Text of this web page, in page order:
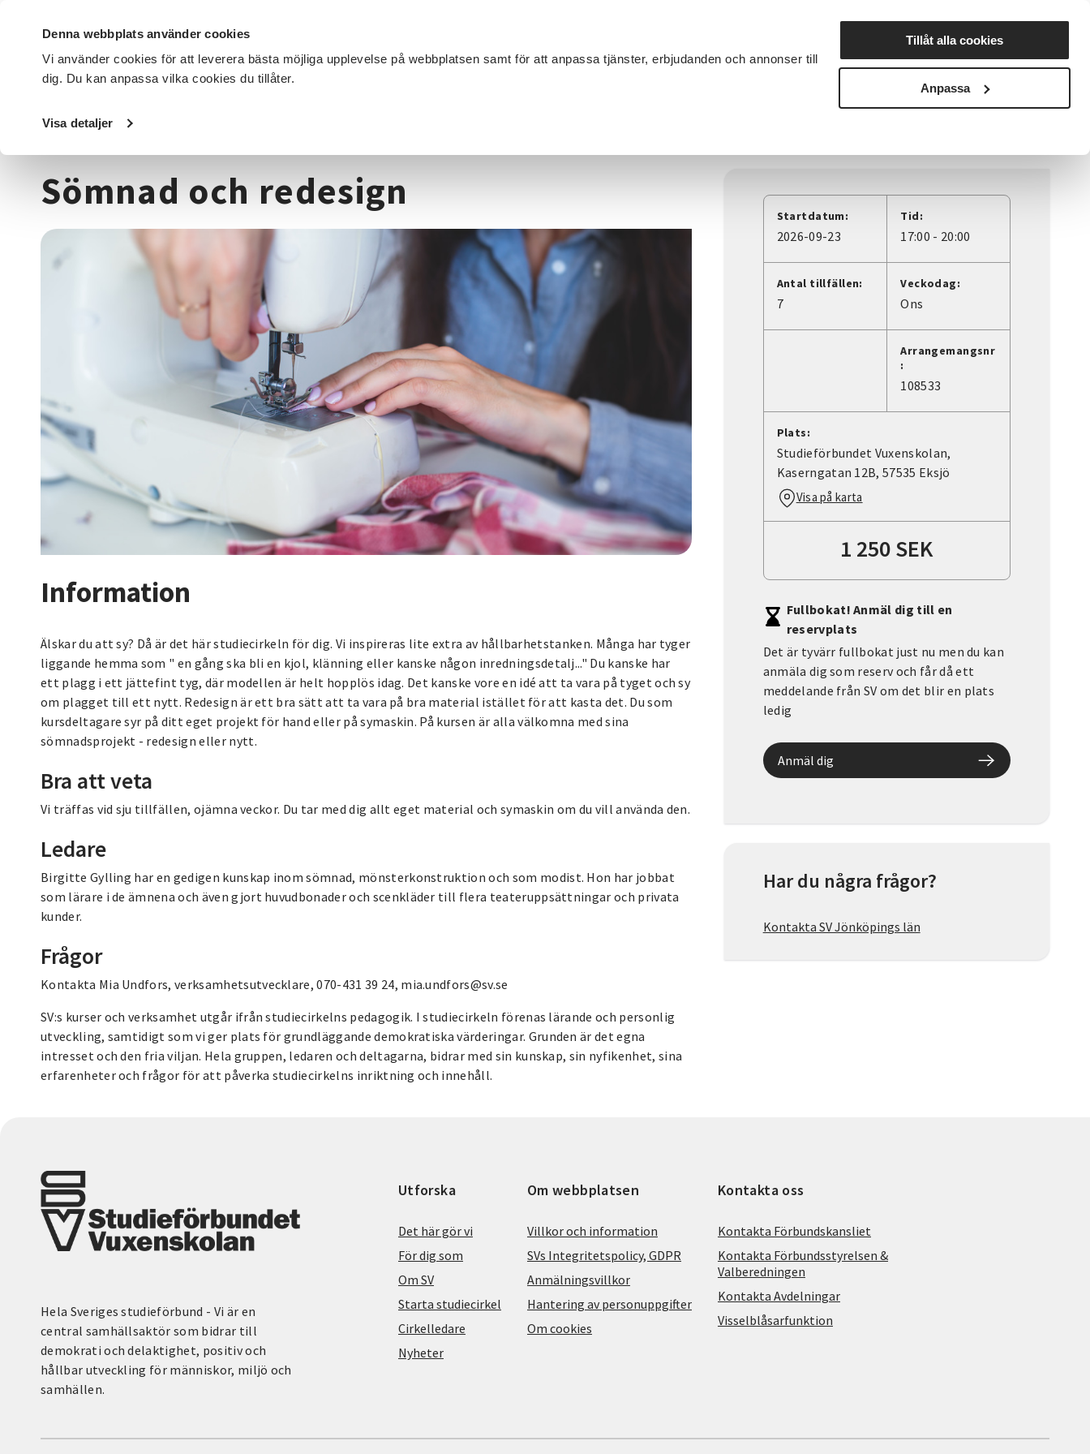
Denna webbplats använder cookies
Vi använder cookies för att leverera bästa möjliga upplevelse på webbplatsen samt för att anpassa tjänster, erbjudanden och annonser till
dig. Du kan anpassa vilka cookies du tillåter.
Visa detaljer
Tillåt alla cookies
Anpassa
DET HÄR GÖR VI FÖR DIG SOM SÖK KURSER OCH EVENEMANG Nyheter Avdelningar
Startsida / Kurser och evenemang
Sömnad och redesign
Information
Älskar du att sy? Då är det här studiecirkeln för dig. Vi inspireras lite extra av hållbarhetstanken. Många har tyger
liggande hemma som " en gång ska bli en kjol, klänning eller kanske någon inredningsdetalj..." Du kanske har
ett plagg i ett jättefint tyg, där modellen är helt hopplös idag. Det kanske vore en idé att ta vara på tyget och sy
om plagget till ett nytt. Redesign är ett bra sätt att ta vara på bra material istället för att kasta det. Du som
kursdeltagare syr på ditt eget projekt för hand eller på symaskin. På kursen är alla välkomna med sina
sömnadsprojekt - redesign eller nytt.
Bra att veta
Vi träffas vid sju tillfällen, ojämna veckor. Du tar med dig allt eget material och symaskin om du vill använda den.
Ledare
Birgitte Gylling har en gedigen kunskap inom sömnad, mönsterkonstruktion och som modist. Hon har jobbat
som lärare i de ämnena och även gjort huvudbonader och scenkläder till flera teateruppsättningar och privata
kunder.
Frågor
Kontakta Mia Undfors, verksamhetsutvecklare, 070-431 39 24, mia.undfors@sv.se
SV:s kurser och verksamhet utgår ifrån studiecirkelns pedagogik. I studiecirkeln förenas lärande och personlig
utveckling, samtidigt som vi ger plats för grundläggande demokratiska värderingar. Grunden är det egna
intresset och den fria viljan. Hela gruppen, ledaren och deltagarna, bidrar med sin kunskap, sin nyfikenhet, sina
erfarenheter och frågor för att påverka studiecirkelns inriktning och innehåll.
Startdatum:
2026-09-23
Tid:
17:00 - 20:00
Antal tillfällen:
7
Veckodag:
Ons
Arrangemangsnr
:
108533
Plats:
Studieförbundet Vuxenskolan,
Kaserngatan 12B, 57535 Eksjö
Visa på karta
1 250 SEK
Fullbokat! Anmäl dig till en
reservplats
Det är tyvärr fullbokat just nu men du kan
anmäla dig som reserv och får då ett
meddelande från SV om det blir en plats
ledig
Anmäl dig
Har du några frågor?
Kontakta SV Jönköpings län
Hela Sveriges studieförbund - Vi är en
central samhällsaktör som bidrar till
demokrati och delaktighet, positiv och
hållbar utveckling för människor, miljö och
samhällen.
Utforska
Det här gör vi
För dig som
Om SV
Starta studiecirkel
Cirkelledare
Nyheter
Om webbplatsen
Villkor och information
SVs Integritetspolicy, GDPR
Anmälningsvillkor
Hantering av personuppgifter
Om cookies
Kontakta oss
Kontakta Förbundskansliet
Kontakta Förbundsstyrelsen &
Valberedningen
Kontakta Avdelningar
Visselblåsarfunktion